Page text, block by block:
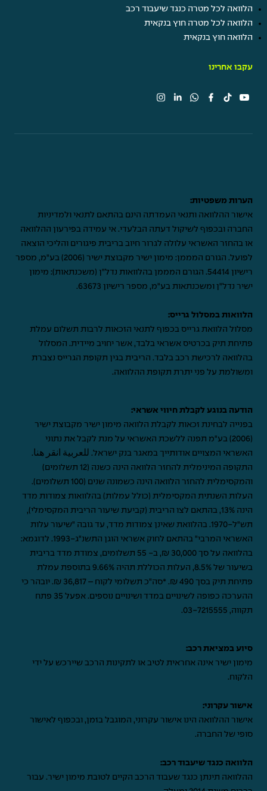
הלוואה לכל מטרה כנגד שיעבוד רכב
הלוואה לכל מטרה חוץ בנקאית
הלוואה חוץ בנקאית
עקבו אחרינו
הערות משפטיות:
אישור ההלוואה ותנאי העמדתה הינם בהתאם לתנאי ולמדיניות
החברה ובכפוף לשיקול דעתה הבלעדי. אי עמידה בפירעון ההלוואה
או בהחזר האשראי עלולה לגרור חיוב בריבית פיגורים והליכי הוצאה
לפועל. הגורם המממן: מימון ישיר מקבוצת ישיר (2006) בע"מ, מספר
רישיון 54414. הגורם המממן בהלוואות נדל"ן (משכנתאות): מימון
ישיר נדל"ן ומשכנתאות בע"מ, מספר רישיון 63673.
הלוואות במסלול גרייס:
מסלול הלוואת גרייס בכפוף לתנאי הזכאות לרבות תשלום עמלת
פתיחת תיק בכרטיס אשראי בלבד, אשר יחויב מיידית. המסלול
בהלוואה לרכישת רכב בלבד. הריבית בגין תקופת הגרייס נצברת
ומשולמת על פני יתרת תקופת ההלוואה.
הודעה בנוגע לקבלת חיווי אשראי:
בפנייה לבחינת זכאות לקבלת הלוואה מימון ישיר מקבוצת ישיר
(2006) בע"מ תפנה ללשכת האשראי על מנת לקבל את נתוני
האשראי המצויים אודותייך במאגר בנק ישראל. للعربية انقر هنا.
התקופה המינימלית להחזר הלוואה הינה כשנה (12 תשלומים)
והמקסימלית להחזר הלוואה הינה כשמונה שנים (100 תשלומים).
העלות השנתית המקסימלית (כולל עמלות) בהלוואות צמודות מדד
הינה 13%, בהתאם לצו הריבית (קביעת שיעור הריבית המקסימלי),
תש"ל-1970. בהלוואת שאינן צמודות מדד, עד גובה "שיעור עלות
האשראי המרבי" בהתאם לחוק אשראי הוגן התשנ"ג-1993. לדוגמא:
בהלוואה על סך 30,000 ₪, ב- 55 תשלומים, צמודת מדד בריבית
בשיעור של 8.5%, העלות הכוללת תהיה 9.66% בתוספת עמלת
פתיחת תיק בסך 490 ₪. *סה"כ תשלומי לקוח – 36,817 ₪. יובהר כי
ההערכה כפופה לשינויים במדד ושינויים נוספים. אפעל 35 פתח
תקווה, 03-7215555
.
סיוע במציאת רכב:
מימון ישיר אינה אחראית לטיב או לתקינות הרכב שיירכש על ידי
הלקוח.
אישור עקרוני:
אישור ההלוואה הינו אישור עקרוני, המוגבל בזמן, ובכפוף לאישור
סופי של החברה.
הלוואה כנגד שיעבוד רכב:
ההלוואה תינתן כנגד שעבוד הרכב הקיים לטובת מימון ישיר. עבור